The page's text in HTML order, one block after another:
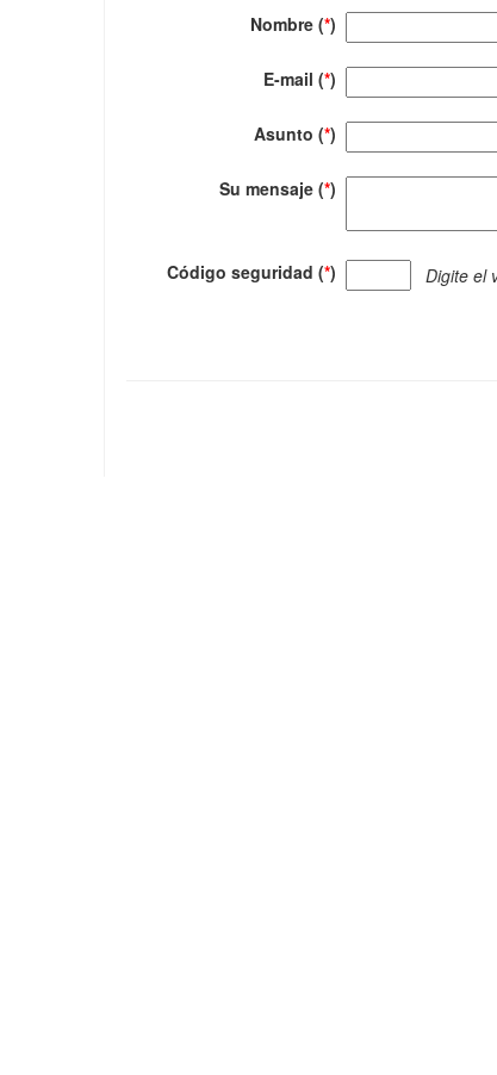
Nombre (*)
E-mail (*)
Asunto (*)
Su mensaje (*)
Código seguridad (*) Digite el